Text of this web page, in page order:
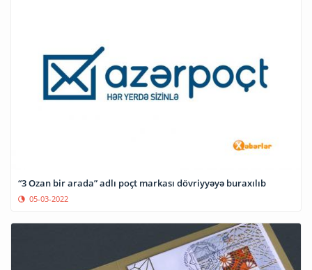
“3 Ozan bir arada” adlı poçt markası dövriyyəyə buraxılıb
05-03-2022